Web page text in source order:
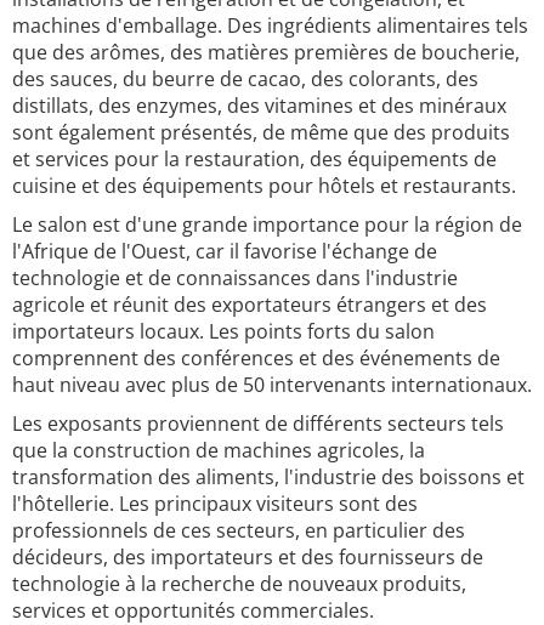
machines d'emballage. Des ingrédients alimentaires tels
que des arômes, des matières premières de boucherie,
des sauces, du beurre de cacao, des colorants, des
distillats, des enzymes, des vitamines et des minéraux
sont également présentés, de même que des produits
et services pour la restauration, des équipements de
cuisine et des équipements pour hôtels et restaurants.
Le salon est d'une grande importance pour la région de
l'Afrique de l'Ouest, car il favorise l'échange de
technologie et de connaissances dans l'industrie
agricole et réunit des exportateurs étrangers et des
importateurs locaux. Les points forts du salon
comprennent des conférences et des événements de
haut niveau avec plus de 50 intervenants internationaux.
Les exposants proviennent de différents secteurs tels
que la construction de machines agricoles, la
transformation des aliments, l'industrie des boissons et
l'hôtellerie. Les principaux visiteurs sont des
professionnels de ces secteurs, en particulier des
décideurs, des importateurs et des fournisseurs de
technologie à la recherche de nouveaux produits,
services et opportunités commerciales.